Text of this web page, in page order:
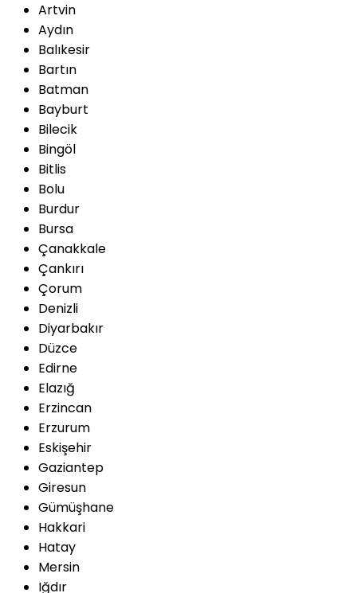
Artvin
Aydın
Balıkesir
Bartın
Batman
Bayburt
Bilecik
Bingöl
Bitlis
Bolu
Burdur
Bursa
Çanakkale
Çankırı
Çorum
Denizli
Diyarbakır
Düzce
Edirne
Elazığ
Erzincan
Erzurum
Eskişehir
Gaziantep
Giresun
Gümüşhane
Hakkari
Hatay
Mersin
Iğdır